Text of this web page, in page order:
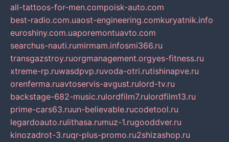
all-tattoos-for-men.compoisk-auto.com
best-radio.com.uaost-engineering.comkuryatnik.info
euroshiny.com.uaporemontuavto.com
searchus-nauti.rumirmam.infosmi366.ru
transgazstroy.ruorgmanagement.orgyes-fitness.ru
xtreme-rp.ruwasdpvp.ruvoda-otri.rutishinapve.ru
orenferma.ruavtoservis-avgust.rulord-tv.ru
backstage-682-music.rulordfilm7.rulordfilm13.ru
prime-cars63.ruun-believable.rucodetool.ru
legardoauto.rulithasa.rumuz-1.rugooddver.ru
kinozadrot-3.ruqr-plus-promo.ru2shizashop.ru